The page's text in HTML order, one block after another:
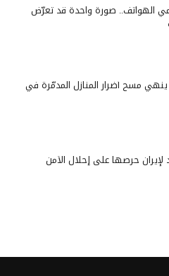
الهواتف.. صورة واحدة قد تعرّض
مسح أضرار المنازل المدمّرة في
لإيران حرصها على إحلال الأمن